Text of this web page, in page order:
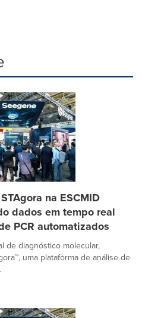
na ESCMID
dados em tempo real
PCR automatizados
de diagnóstico molecular,
uma plataforma de análise de